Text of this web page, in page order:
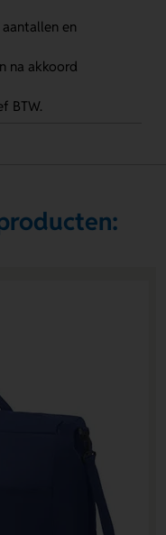
en
na akkoord
BTW.